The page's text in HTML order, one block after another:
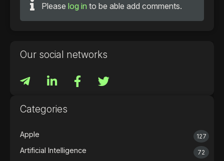
Please log in to be able add comments.
Our social networks
Categories
Apple 127
Artificial Intelligence 72